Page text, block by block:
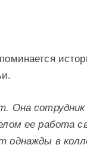
Она сотрудник
ее работа
однажды в